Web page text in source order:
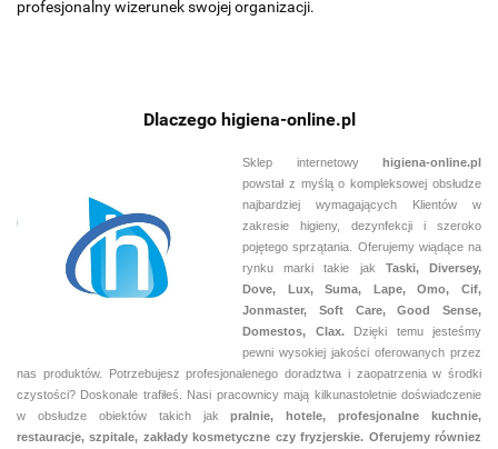
profesjonalny wizerunek swojej organizacji.
Dlaczego higiena-online.pl
Sklep internetowy higiena-online.pl
powstał z myślą o kompleksowej obsłudze
najbardziej wymagających Klientów w
zakresie higieny, dezynfekcji i szeroko
pojętego sprzątania. Oferujemy wiądące na
rynku marki takie jak Taski, Diversey,
Dove, Lux, Suma, Lape, Omo, Cif,
Jonmaster, Soft Care, Good Sense,
Domestos, Clax. Dzięki temu jesteśmy
pewni wysokiej jakości oferowanych przez
nas produktów. Potrzebujesz profesjonalenego doradztwa i zaopatrzenia w środki
czystości? Doskonale trafiłeś. Nasi pracownicy mają kilkunastoletnie doświadczenie
w obsłudze obiektów takich jakpralnie,
hotele, profesjonalne kuchnie,
restauracje, szpitale, zakłady kosmetyczne czy fryzjerskie. Oferujemy równiez